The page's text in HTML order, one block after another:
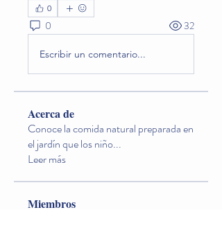
0
0 32
Escribir un comentario...
Acerca de
Conoce la comida natural preparada en
el jardín que los niño...
Leer más
Miembros